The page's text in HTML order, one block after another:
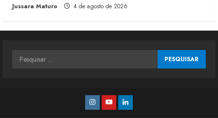
Jussara Maturo 4 de agosto de 2026
Pesquisar
Instagram
YoutubeLinkedin